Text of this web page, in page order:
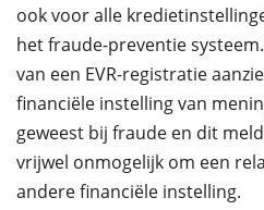
ook voor alle
het fraude-preventie
van een EVR-registratie
financiële instelling van
geweest bij fraude en dit
vrijwel onmogelijk om een
andere financiële instelling.